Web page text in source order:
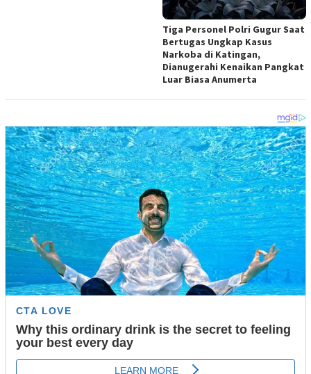
Tiga Personel Polri Gugur Saat
Bertugas Ungkap Kasus
Narkoba di Katingan,
Dianugerahi Kenaikan Pangkat
Luar Biasa Anumerta